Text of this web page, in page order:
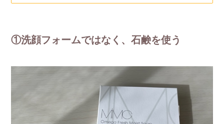
①洗顔フォームではなく、石鹸を使う